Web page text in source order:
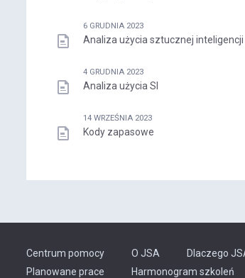
6 GRUDNIA 2023
Analiza użycia sztucznej inteligencji
4 GRUDNIA 2023
Analiza użycia SI
14 WRZEŚNIA 2023
Kody zapasowe
Centrum pomocy O JSA Dlaczego
Planowane prace
Harmonogram szkoleń